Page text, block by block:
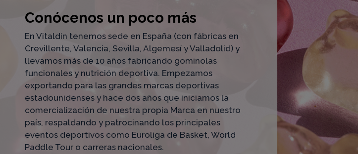
Conócenos un poco más
En Vitaldin tenemos sede en España (con fábricas en
Crevillente, Valencia, Sevilla, Algemesí y Valladolid) y
llevamos más de 10 años fabricando gominolas
funcionales y nutrición deportiva. Empezamos
exportando para las grandes marcas deportivas
estadounidenses y hace dos años que iniciamos la
comercialización de nuestra propia Marca en nuestro
país, respaldando y patrocinando los principales
eventos deportivos como Euroliga de Basket, World
Paddle Tour o carreras nacionales.